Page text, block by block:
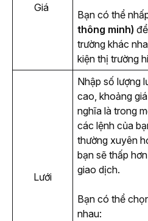
Giá
Bạn có thể
thông minh)
trường khác
kiện thị trường
Lưới
Nhập số lượng
cao, khoảng
nghĩa là trong
các lệnh của
thường xuyên
bạn sẽ thấp
giao dịch.
Bạn có thể
nhau: